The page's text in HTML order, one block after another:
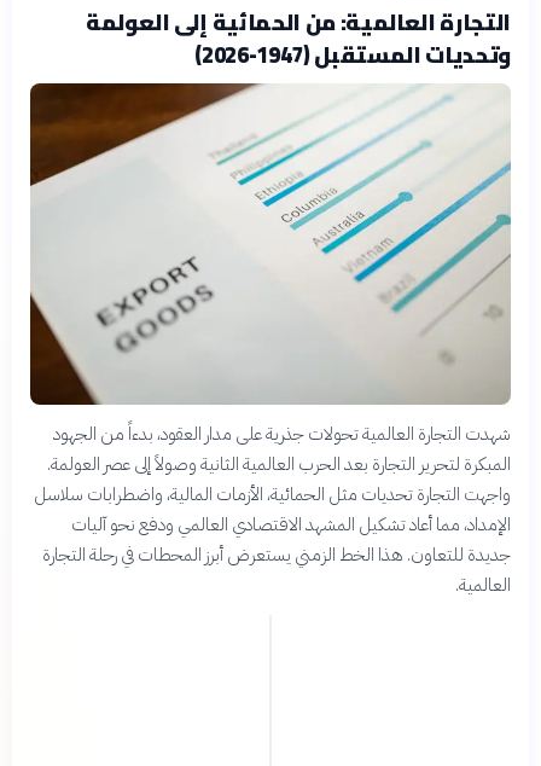
التجارة العالمية: من الحمائية إلى العولمة
وتحديات المستقبل (1947-2026)
شهدت التجارة العالمية تحولات جذرية على مدار العقود، بدءاً من الجهود
المبكرة لتحرير التجارة بعد الحرب العالمية الثانية وصولاً إلى عصر العولمة.
واجهت التجارة تحديات مثل الحمائية، الأزمات المالية، واضطرابات سلاسل
الإمداد، مما أعاد تشكيل المشهد الاقتصادي العالمي ودفع نحو آليات
جديدة للتعاون. هذا الخط الزمني يستعرض أبرز المحطات في رحلة التجارة
العالمية.